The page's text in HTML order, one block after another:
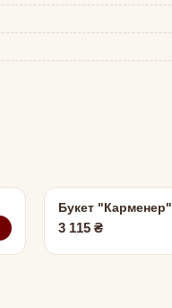
Букет "Карменер"
3 115 ₴